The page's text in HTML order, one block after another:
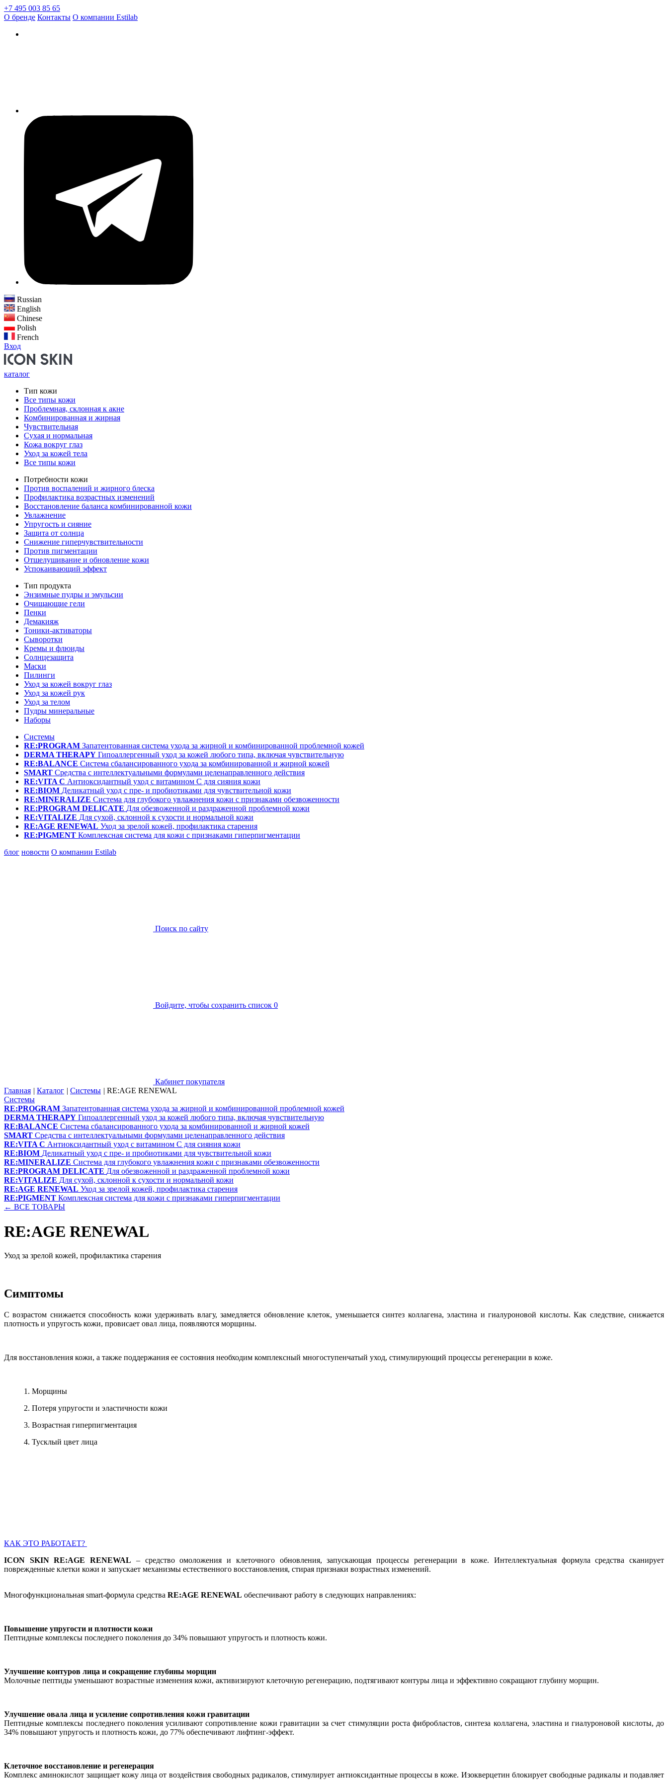
+7 495 003 85 65
О бренде Контакты О компании Estilab
Russian
English
Chinese
Polish
French
Вход
каталог
Тип кожи
Все типы кожи
Проблемная, склонная к акне
Комбинированная и жирная
Чувствительная
Сухая и нормальная
Кожа вокруг глаз
Уход за кожей тела
Все типы кожи
Потребности кожи
Против воспалений и жирного блеска
Профилактика возрастных изменений
Восстановление баланса комбинированной кожи
Увлажнение
Упругость и сияние
Защита от солнца
Снижение гиперчувствительности
Против пигментации
Отшелушивание и обновление кожи
Успокаивающий эффект
Тип продукта
Энзимные пудры и эмульсии
Очищающие гели
Пенки
Демакияж
Тоники-активаторы
Сыворотки
Кремы и флюиды
Солнцезащита
Маски
Пилинги
Уход за кожей вокруг глаз
Уход за кожей рук
Уход за телом
Пудры минеральные
Наборы
Системы
RE:PROGRAM Запатентованная система ухода за жирной и комбинированной проблемной кожей
DERMA THERAPY Гипоаллергенный уход за кожей любого типа, включая чувствительную
RE:BALANCE Система сбалансированного ухода за комбинированной и жирной кожей
SMART Средства с интеллектуальными формулами целенаправленного действия
RE:VITA C Антиоксидантный уход с витамином С для сияния кожи
RE:BIOM Деликатный уход с пре- и пробиотиками для чувствительной кожи
RE:MINERALIZE Система для глубокого увлажнения кожи с признаками обезвоженности
RE:PROGRAM DELICATE Для обезвоженной и раздраженной проблемной кожи
RE:VITALIZE Для сухой, склонной к сухости и нормальной кожи
RE:AGE RENEWAL Уход за зрелой кожей, профилактика старения
RE:PIGMENT Комплексная система для кожи с признаками гиперпигментации
блог новости О компании Estilab
Поиск по сайту
Войдите, чтобы сохранить список 0
Кабинет покупателя
Главная | Каталог | Системы | RE:AGE RENEWAL
Системы
RE:PROGRAM Запатентованная система ухода за жирной и комбинированной проблемной кожей
DERMA THERAPY Гипоаллергенный уход за кожей любого типа, включая чувствительную
RE:BALANCE Система сбалансированного ухода за комбинированной и жирной кожей
SMART Средства с интеллектуальными формулами целенаправленного действия
RE:VITA C Антиоксидантный уход с витамином С для сияния кожи
RE:BIOM Деликатный уход с пре- и пробиотиками для чувствительной кожи
RE:MINERALIZE Система для глубокого увлажнения кожи с признаками обезвоженности
RE:PROGRAM DELICATE Для обезвоженной и раздраженной проблемной кожи
RE:VITALIZE Для сухой, склонной к сухости и нормальной кожи
RE:AGE RENEWAL Уход за зрелой кожей, профилактика старения
RE:PIGMENT Комплексная система для кожи с признаками гиперпигментации
← ВСЕ ТОВАРЫ
RE:AGE RENEWAL
Уход за зрелой кожей, профилактика старения
Симптомы
С возрастом снижается способность кожи удерживать влагу, замедляется обновление клеток, уменьшается синтез коллагена, эластина и гиалуроновой кислоты. Как следствие, снижается
плотность и упругость кожи, провисает овал лица, появляются морщины.
Для восстановления кожи, а также поддержания ее состояния необходим комплексный многоступенчатый уход, стимулирующий процессы регенерации в коже.
1. Морщины
2. Потеря упругости и эластичности кожи
3. Возрастная гиперпигментация
4. Тусклый цвет лица
КАК ЭТО РАБОТАЕТ?
​ICON SKIN RE:AGE RENEWAL – средство омоложения и клеточного обновления, запускающая процессы регенерации в коже. Интеллектуальная формула средства сканирует
поврежденные клетки кожи и запускает механизмы естественного восстановления, стирая признаки возрастных изменений.
Многофункциональная smart-формула средства RE:AGE RENEWAL обеспечивают работу в следующих направлениях:
Повышение упругости и плотности кожи
Пептидные комплексы последнего поколения до 34% повышают упругость и плотность кожи.
Улучшение контуров лица и сокращение глубины морщин
Молочные пептиды уменьшают возрастные изменения кожи, активизируют клеточную регенерацию, подтягивают контуры лица и эффективно сокращают глубину морщин.
Улучшение овала лица и усиление сопротивления кожи гравитации
Пептидные комплексы последнего поколения усиливают сопротивление кожи гравитации за счет стимуляции роста фибробластов, синтеза коллагена, эластина и гиалуроновой кислоты, до
34% повышают упругость и плотность кожи, до 77% обеспечивают лифтинг-эффект.
Клеточное восстановление и регенерация
Комплекс аминокислот защищает кожу лица от воздействия свободных радикалов, стимулирует антиоксидантные процессы в коже. Изокверцетин блокирует свободные радикалы и подавляет